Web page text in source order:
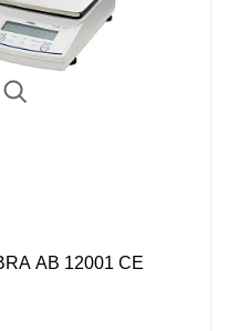
AB 12001 CE